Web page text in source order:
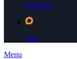
telegram
max
Menu